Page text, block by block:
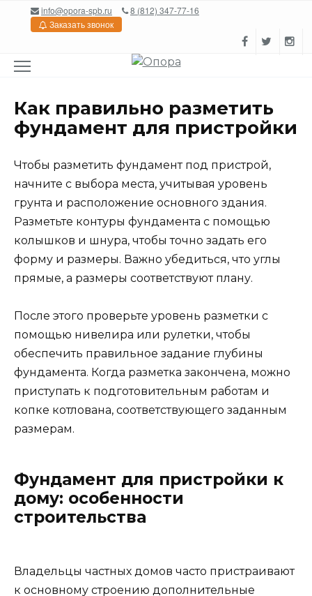
Перейтиinfo@opora-spb.ru
8 (812) 347-77-16
Заказать звонок
Как правильно разметить
фундамент для пристройки
Чтобы разметить фундамент под пристрой,
начните с выбора места, учитывая уровень
грунта и расположение основного здания.
Разметьте контуры фундамента с помощью
колышков и шнура, чтобы точно задать его
форму и размеры. Важно убедиться, что углы
прямые, а размеры соответствуют плану.
После этого проверьте уровень разметки с
помощью нивелира или рулетки, чтобы
обеспечить правильное задание глубины
фундамента. Когда разметка закончена, можно
приступать к подготовительным работам и
копке котлована, соответствующего заданным
размерам.
Фундамент для пристройки к
дому: особенности
строительства
Владельцы частных домов часто пристраивают
к основному строению дополнительные